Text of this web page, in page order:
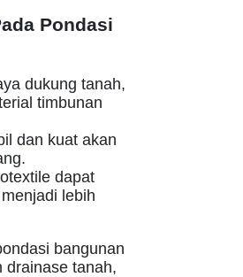
Pondasi
dukung tanah,
timbunan
dan kuat akan
dapat
lebih
bangunan
drainase tanah,